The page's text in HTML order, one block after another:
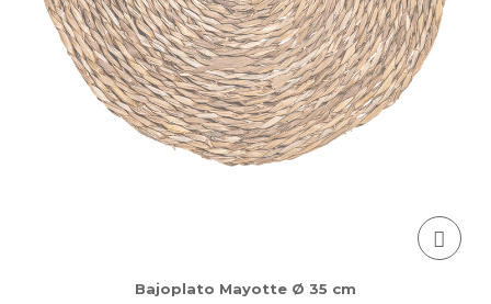
Bajoplato Mayotte Ø 35 cm